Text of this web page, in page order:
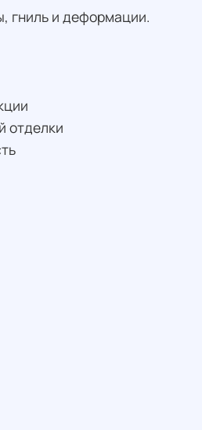
гниль и деформации.
отделки